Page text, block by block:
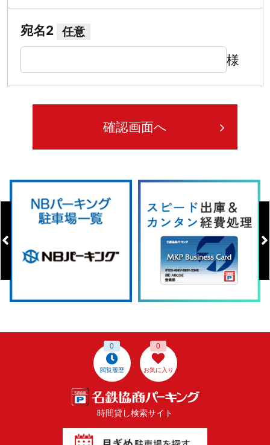
宛名2 任意
様
閲覧履歴
0
お気に入り
0
時間貸し検索サイト